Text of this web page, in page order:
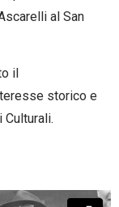
al San
il
storico e